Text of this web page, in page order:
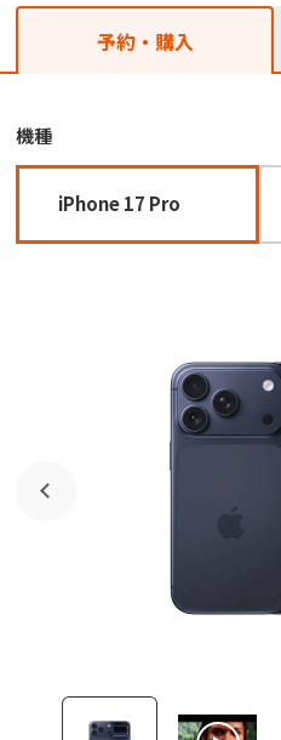
予約・購入
機種
iPhone 17 Pro